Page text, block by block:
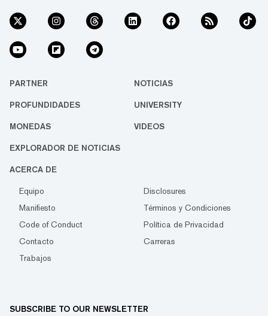
PARTNER NOTICIAS
PROFUNDIDADES UNIVERSITY
MONEDAS VIDEOS
EXPLORADOR DE NOTICIAS
ACERCA DE
Equipo
Disclosures
Manifiesto
Términos y Condiciones
Code of Conduct
Política de Privacidad
Contacto
Carreras
Trabajos
SUBSCRIBE TO OUR NEWSLETTER